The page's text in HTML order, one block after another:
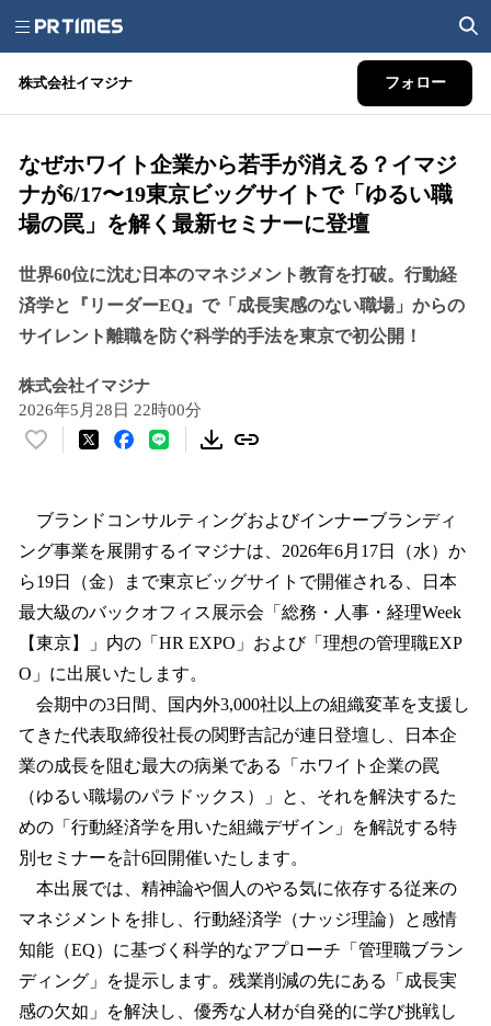
株式会社イマジナ フォロー
なぜホワイト企業から若手が消える？イマジ
ナが6/17〜19東京ビッグサイトで「ゆるい職
場の罠」を解く最新セミナーに登壇
世界60位に沈む日本のマネジメント教育を打破。行動経
済学と『リーダーEQ』で「成長実感のない職場」からの
サイレント離職を防ぐ科学的手法を東京で初公開！
株式会社イマジナ
2026年5月28日 22時00分
い
！
数
を
読
み
込
み
中
で
す
ブランドコンサルティングおよびインナーブランディ
ング事業を展開するイマジナは、2026年6月17日（水）か
ら19日（金）まで東京ビッグサイトで開催される、日本
最大級のバックオフィス展示会「総務・人事・経理Week
【東京】」内の「HR EXPO」および「理想の管理職EXP
O」に出展いたします。
会期中の3日間、国内外3,000社以上の組織変革を支援し
てきた代表取締役社長の関野吉記が連日登壇し、日本企
業の成長を阻む最大の病巣である「ホワイト企業の罠
（ゆるい職場のパラドックス）」と、それを解決するた
めの「行動経済学を用いた組織デザイン」を解説する特
別セミナーを計6回開催いたします。
本出展では、精神論や個人のやる気に依存する従来の
マネジメントを排し、行動経済学（ナッジ理論）と感情
知能（EQ）に基づく科学的なアプローチ「管理職ブラン
ディング」を提示します。残業削減の先にある「成長実
感の欠如」を解決し、優秀な人材が自発的に学び挑戦し